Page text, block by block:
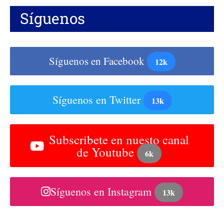
Síguenos
Síguenos en Facebook 12k
Síguenos en Twitter 13k
Subscribete en nuesto canal
de Youtube 6k
Síguenos en Instagram 13k